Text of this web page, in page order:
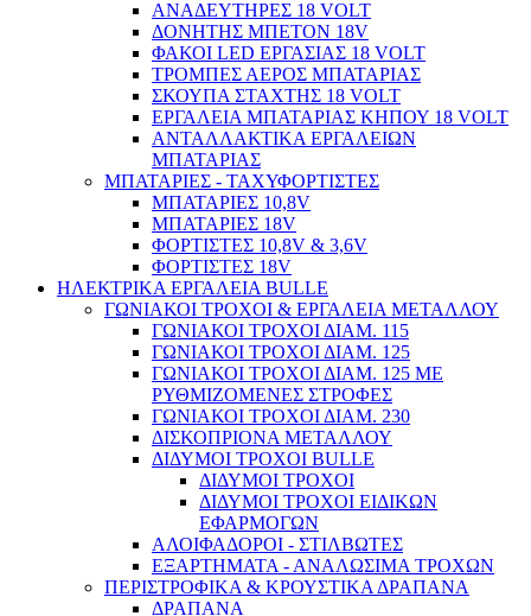
Παλετοφόρα / Ράμπες / Καρότσια
ΑΝΑΔΕΥΤΗΡΕΣ 18 VOLT
ΔΟΝΗΤΗΣ ΜΠΕΤΟΝ 18V
ΦΑΚΟΙ LED ΕΡΓΑΣΙΑΣ 18 VOLT
ΤΡΟΜΠΕΣ ΑΕΡΟΣ ΜΠΑΤΑΡΙΑΣ
ΣΚΟΥΠΑ ΣΤΑΧΤΗΣ 18 VOLT
ΕΡΓΑΛΕΙΑ ΜΠΑΤΑΡΙΑΣ ΚΗΠΟΥ 18 VOLT
ΑΝΤΑΛΛΑΚΤΙΚΑ ΕΡΓΑΛΕΙΩΝ
ΜΠΑΤΑΡΙΑΣ
ΜΠΑΤΑΡΙΕΣ - ΤΑΧΥΦΟΡΤΙΣΤΕΣ
ΜΠΑΤΑΡΙΕΣ 10,8V
ΜΠΑΤΑΡΙΕΣ 18V
ΦΟΡΤΙΣΤΕΣ 10,8V & 3,6V
ΦΟΡΤΙΣΤΕΣ 18V
ΗΛΕΚΤΡΙΚΑ ΕΡΓΑΛΕΙΑ BULLE
ΓΩΝΙΑΚΟΙ ΤΡΟΧΟΙ & ΕΡΓΑΛΕΙΑ ΜΕΤΑΛΛΟΥ
ΓΩΝΙΑΚΟΙ ΤΡΟΧΟΙ ΔΙΑΜ. 115
ΓΩΝΙΑΚΟΙ ΤΡΟΧΟΙ ΔΙΑΜ. 125
ΓΩΝΙΑΚΟΙ ΤΡΟΧΟΙ ΔΙΑΜ. 125 ΜΕ
ΡΥΘΜΙΖΟΜΕΝΕΣ ΣΤΡΟΦΕΣ
ΓΩΝΙΑΚΟΙ ΤΡΟΧΟΙ ΔΙΑΜ. 230
ΔΙΣΚΟΠΡΙΟΝΑ ΜΕΤΑΛΛΟΥ
ΔΙΔΥΜΟΙ ΤΡΟΧΟΙ BULLE
ΔΙΔΥΜΟΙ ΤΡΟΧΟΙ
ΔΙΔΥΜΟΙ ΤΡΟΧΟΙ ΕΙΔΙΚΩΝ
ΕΦΑΡΜΟΓΩΝ
ΑΛΟΙΦΑΔΟΡΟΙ - ΣΤΙΛΒΩΤΕΣ
ΕΞΑΡΤΗΜΑΤΑ - ΑΝΑΛΩΣΙΜΑ ΤΡΟΧΩΝ
ΠΕΡΙΣΤΡΟΦΙΚΑ & ΚΡΟΥΣΤΙΚΑ ΔΡΑΠΑΝΑ
ΔΡΑΠΑΝΑ